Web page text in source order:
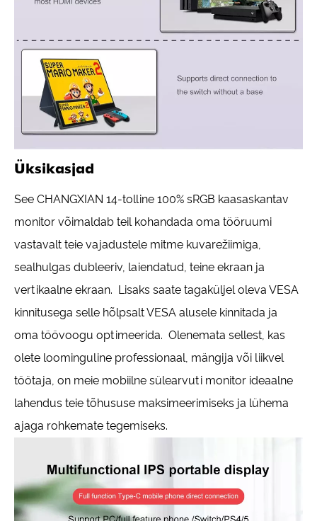
Üksikasjad
See CHANGXIAN 14-tolline 100% sRGB kaasaskantav
monitor võimaldab teil kohandada oma tööruumi
vastavalt teie vajadustele mitme kuvarežiimiga,
sealhulgas dubleeriv, laiendatud, teine ​​ekraan ja
vertikaalne ekraan. Lisaks saate tagaküljel oleva VESA
kinnitusega selle hõlpsalt VESA alusele kinnitada ja
oma töövoogu optimeerida. Olenemata sellest, kas
olete loominguline professionaal, mängija või liikvel
töötaja, on meie mobiilne sülearvuti monitor ideaalne
lahendus teie tõhususe maksimeerimiseks ja lühema
ajaga rohkemate tegemiseks.